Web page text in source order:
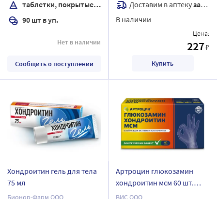
массой 1580 мг
таблетки, покрытые пленочной оболочкой
90 шт в уп.
Нет в наличии
Сообщить о поступлении
мл
Доставим в аптекузавтра
В наличии
Цена:
227₽
Купить
Хондроитин гель для тела
75 мл
Бионор-Фарм ООО
Артроцин глюкозамин
хондроитин мсм 60 шт.
капсулы массой 0,46 г
ВИС ООО